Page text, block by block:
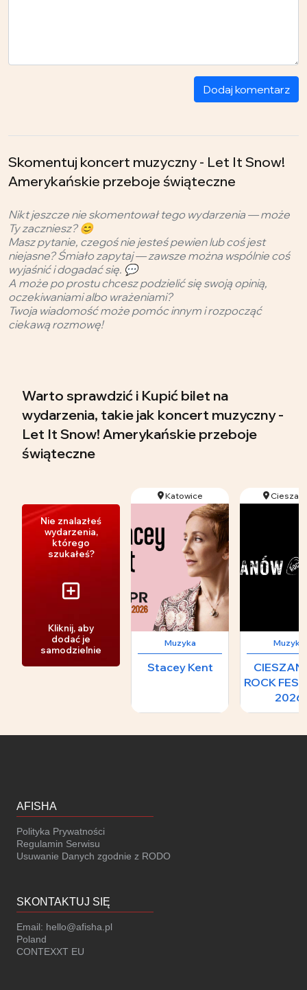
Dodaj komentarz
Skomentuj koncert muzyczny - Let It Snow!
Amerykańskie przeboje świąteczne
Nikt jeszcze nie skomentował tego wydarzenia — może
Ty zaczniesz? 😊
Masz pytanie, czegoś nie jesteś pewien lub coś jest
niejasne? Śmiało zapytaj — zawsze można wspólnie coś
wyjaśnić i dogadać się. 💬
A może po prostu chcesz podzielić się swoją opinią,
oczekiwaniami albo wrażeniami?
Twoja wiadomość może pomóc innym i rozpocząć
ciekawą rozmowę!
Warto sprawdzić i Kupić bilet na
wydarzenia, takie jak koncert muzyczny -
Let It Snow! Amerykańskie przeboje
świąteczne
Nie znalazłeś
wydarzenia,
którego
szukałeś?
Kliknij, aby
dodać je
samodzielnie
Katowice
Muzyka
Stacey Kent
Muzyka
ROCK
2026
AFISHA
Polityka Prywatności
Regulamin Serwisu
Usuwanie Danych zgodnie z RODO
SKONTAKTUJ SIĘ
Email: hello@afisha.pl
Poland
CONTEXXT EU